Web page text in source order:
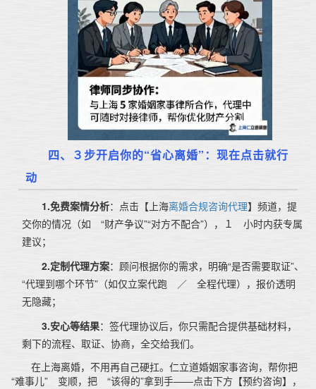
四、３步开启你的“省心离婚”：现在点击就行
动
1.免费案情分析：点击【上海离婚合规咨询代理】频道，提
交你的情况（如 “财产争议”“对方不配合”），１ 小时内获专属
建议；
2.定制代理方案：顾问根据你的需求，明确“是否需要取证”、
“代理到哪个环节”（如仅立案代跑 ／ 全程代理），报价透明
无隐藏；
3.安心等结果：签代理协议后，你只需配合提供基础材料，
剩下的流程、取证、协商，全交给我们。
在上海离婚，不用再自己硬扛。仁立道婚姻家事咨询，帮你把
“难事儿”　变顺，把　“该得的”拿到手——点击下方【预约咨询】，